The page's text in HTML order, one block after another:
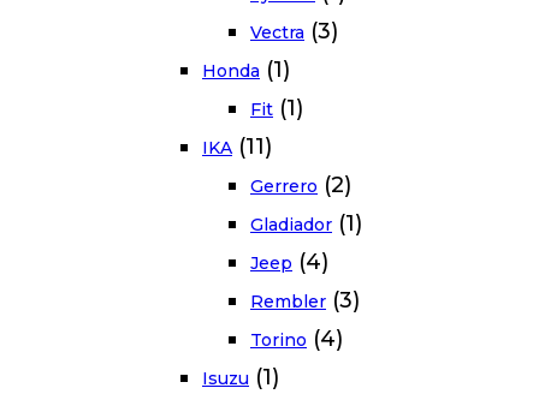
Vectra (3)
Honda (1)
Fit (1)
IKA (11)
Gerrero (2)
Gladiador (1)
Jeep (4)
Rembler (3)
Torino (4)
Isuzu (1)